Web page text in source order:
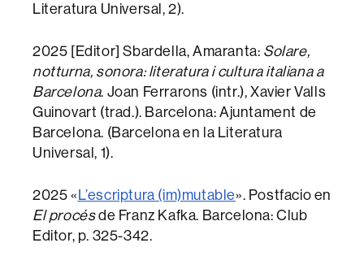
Literatura Universal, 2).
2025 [Editor] Sbardella, Amaranta: Solare,
notturna, sonora: literatura i cultura italiana a
Barcelona. Joan Ferrarons (intr.), Xavier Valls
Guinovart (trad.). Barcelona: Ajuntament de
Barcelona. (Barcelona en la Literatura
Universal, 1).
2025 « L’escriptura (im)mutable». Postfacio en
El procésde Franz Kafka. Barcelona: Club
Editor, p. 325-342.